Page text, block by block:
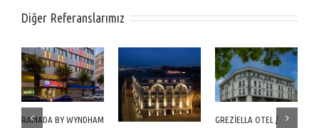
Diğer Referanslarımız
RAMADA BY WYNDHAM
GREZİELLA OTEL /